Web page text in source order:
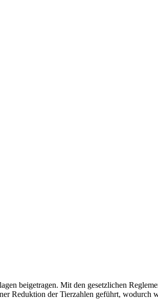
beigetragen. Mit den gesetzlichen
Reduktion der Tierzahlen geführt, wodurch